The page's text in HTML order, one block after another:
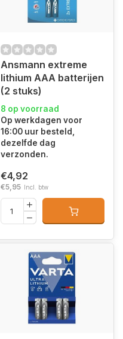
Ansmann extreme
lithium AAA batterijen
(2 stuks)
8 op voorraad
Op werkdagen voor
16:00 uur besteld,
dezelfde dag
verzonden.
€4,92
€5,95 Incl. btw